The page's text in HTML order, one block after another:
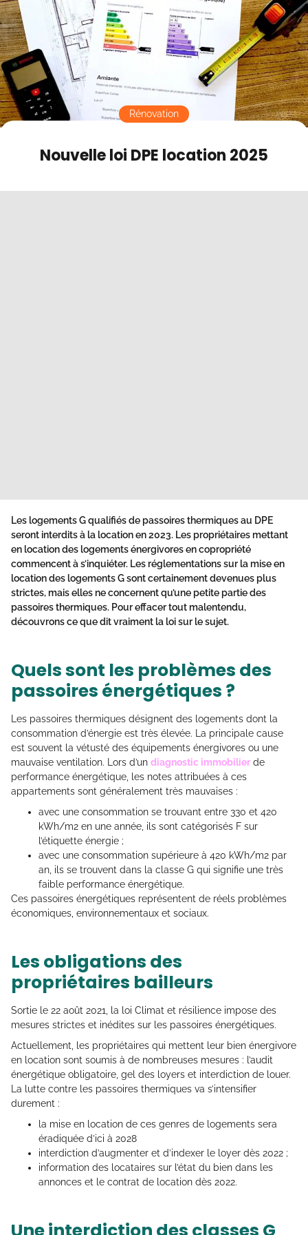
Contact
Mode sombre
Nouvelle loi DPE location 2025
Rénovation
Les logements Gqualifiés de passoires thermiques au DPE
seront interdits à la location en 2023. Les propriétaires mettant
en location des logements énergivores en copropriété
commencent à s’inquiéter. Les réglementations sur la mise en
location des logements G sont certainement devenues plus
strictes, mais elles ne concernent qu’une petite partie des
passoires thermiques. Pour effacer tout malentendu,
découvrons ce que dit vraiment la loi sur le sujet.
Quels sont les problèmes des
passoires énergétiques ?
Les passoires thermiques désignent des logements dont la
consommation d’énergie est très élevée. La principale cause
est souvent la vétusté des équipements énergivores ou une
mauvaise ventilation. Lors d’un diagnostic immobilier de
performance énergétique, les notes attribuées à ces
appartements sont généralement très mauvaises :
avec une consommation se trouvant entre 330 et 420
kWh/m2 en une année, ils sont catégorisés F sur
l’étiquette énergie ;
avec une consommation supérieure à 420 kWh/m2 par
an, ils se trouvent dans la classe G qui signifie une très
faible performance énergétique.
Ces passoires énergétiques représentent de réels problèmes
économiques, environnementaux et sociaux.
Les obligations des
propriétaires bailleurs
Sortie le 22 août 2021, la loi Climat et résilience impose des
mesures strictes et inédites sur les passoires énergétiques.
Actuellement, les propriétaires qui mettent leur bien énergivore
en location sont soumis à de nombreuses mesures : l’audit
énergétique obligatoire, gel des loyers et interdiction de louer.
La lutte contre les passoires thermiques va s’intensifier
durement :
la mise en location de ces genres de logements sera
éradiquée d’ici à 2028
interdiction d’augmenter et d’indexer le loyer dès 2022 ;
information des locataires sur l’état du bien dans les
annonces et le contrat de location dès 2022.